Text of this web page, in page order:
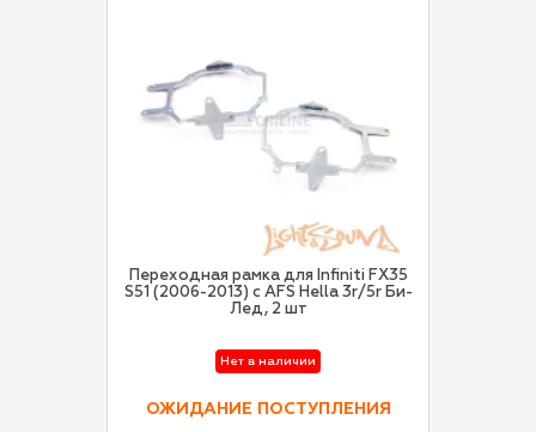
Переходная рамка для Infiniti FX35
S51 (2006-2013) с AFS Hella 3r/5r Би-
Лед, 2 шт
Нет в наличии
ОЖИДАНИЕ ПОСТУПЛЕНИЯ